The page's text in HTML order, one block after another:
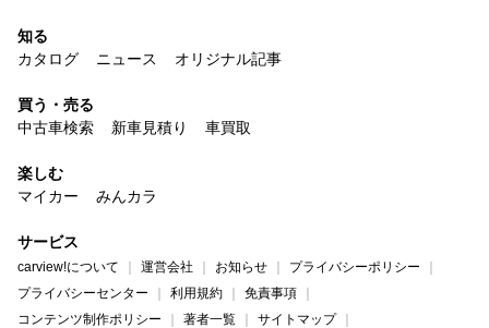
知る
カタログ
ニュース オリジナル記事
買う・売る
中古車検索
新車見積り 車買取
楽しむ
マイカー
みんカラ
サービス
carview!について 運営会社 お知らせ
プライバシーポリシー
プライバシーセンター
利用規約
免責事項
コンテンツ制作ポリシー
著者一覧 サイトマップ